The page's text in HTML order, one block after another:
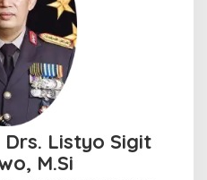
Listyo Sigit
M.Si